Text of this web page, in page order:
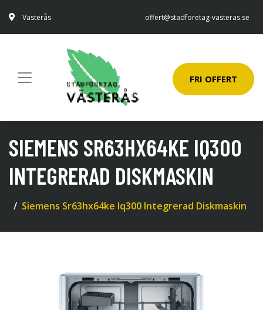
Västerås offert@stadforetag-vasteras.se
FRI OFFERT
SIEMENS SR63HX64KE IQ300
INTEGRERAD DISKMASKIN
Siemens Sr63hx64ke Iq300 Integrerad Diskmaskin